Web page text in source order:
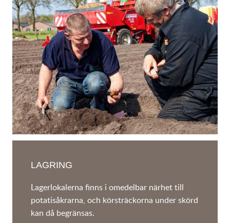
LAGRING
Lagerlokalerna finns i omedelbar närhet till
potatisåkrarna, och körsträckorna under skörd
kan då begränsas.